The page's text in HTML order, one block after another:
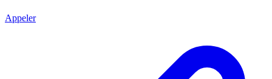
Appeler